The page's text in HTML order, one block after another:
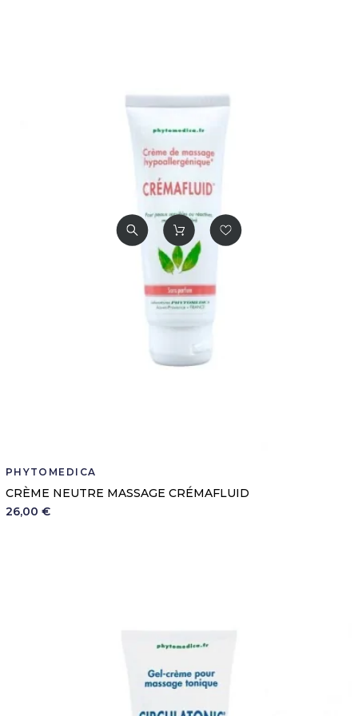
PHYTOMEDICA
CRÈME NEUTRE MASSAGE CRÉMAFLUID
26,00 €